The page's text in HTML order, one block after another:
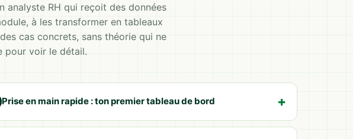
analyste RH qui reçoit des données
à les transformer en tableaux
cas concrets, sans théorie qui ne
pour voir le détail.
Prise en main rapide : ton premier tableau de bord